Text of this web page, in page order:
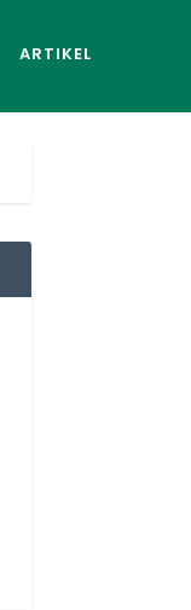
ARTIKEL